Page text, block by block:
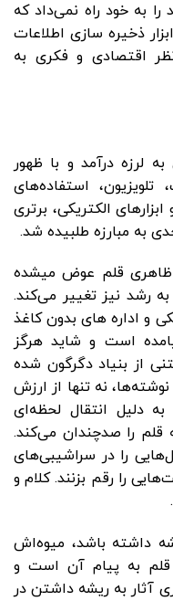
به خود راه نمی‌داد که
ذخیره سازی اطلاعات
نظر اقتصادی و فکری به
لرزه درآمد و با ظهور
تلویزیون، استفاده‌های
الکتریکی، برتری
به مبارزه طلبیده شد.
ظاهری قلم عوض میشده
رشد نیز تغییر می‌کند.
و اداره های بدون کاغذ
است و شاید هرگز
از بنیاد دگرگون شده
نه تنها از ارزش
دلیل انتقال لحظه‌ای
قلم را صدچندان می‌کند.
را در سراشیبی‌های
را رقم بزنند. کلام و
داشته باشد، میوه‌اش
به پیام آن است و
آثار به ریشه داشتن در